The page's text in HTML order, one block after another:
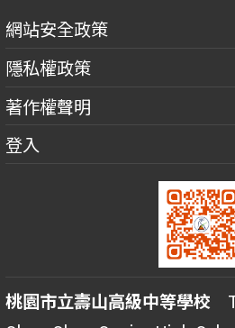
網站安全政策
隱私權政策
著作權聲明
登入
桃園市立壽山高級中等學校